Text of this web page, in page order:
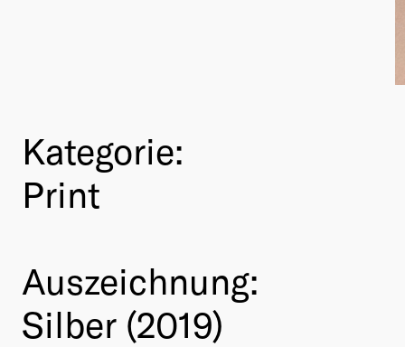
Kategorie:
Print
Auszeichnung:
Silber (2019)